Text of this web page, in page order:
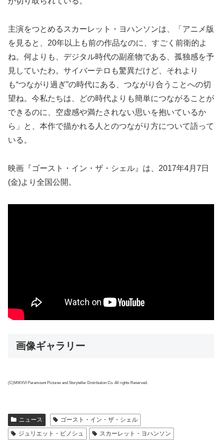
主演をつとめるスカーレット・ヨハンソンは、「アニメ版
を見ると、20年以上も前の作品なのに、すごく前衛的よ
ね。何よりも、デジタル時代の副産物である、孤独感を予
見していたわ。サイバーテロも驚異だけど、それより
も“つながり過ぎ”の時代にある、つながり合うことへの切
望ね。今私たちは、どの時代よりも簡単につながることが
できるのに、空虚感や満たされない思いを抱いているか
ら」と、本作で描かれる人とのつながり方について語って
いる。
映画『ゴースト・イン・ザ・シェル』は、2017年4月7日
(金)より全国公開。
画像ギャラリー
(C)MMXVI Paramount Pictures and Storyteller Distribution Co. All rights Reserved.
ニュース
ゴースト・イン・ザ・シェル
ジュリエット・ビノシュ
スカーレット・ヨハンソン